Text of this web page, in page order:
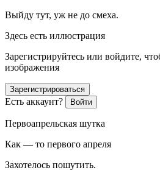
Выйду тут, уж не до смеха.
Здесь есть иллюстрация
Зарегистрируйтесь или войдите,
изображения
Зарегистрироваться
Есть аккаунт? Войти
Первоапрельская шутка
Как — то первого апреля
Захотелось пошутить.